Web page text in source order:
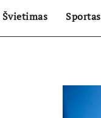
Švietimas Sportas